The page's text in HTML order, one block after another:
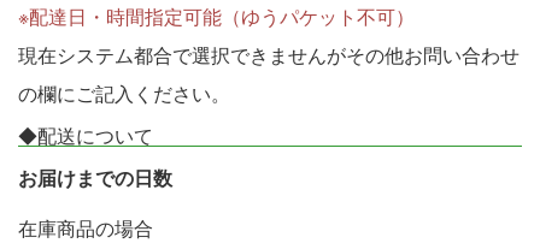
※配達日・時間指定可能（ゆうパケット不可）
現在システム都合で選択できませんがその他お問い合わせ
の欄にご記入ください。
◆配送について
お届けまでの日数
在庫商品の場合